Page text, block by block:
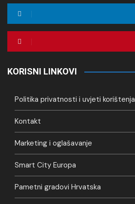
KORISNI LINKOVI
Politika privatnosti i uvjeti korištenja
Kontakt
Marketing i oglašavanje
Smart City Europa
Pametni gradovi Hrvatska